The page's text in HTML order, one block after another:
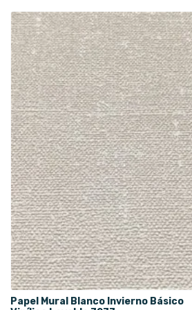
Papel Mural Blanco Invierno Básico